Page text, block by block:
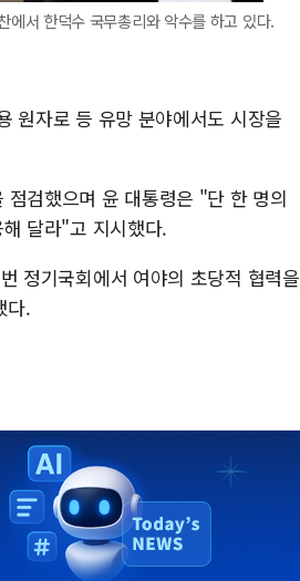
서 한덕수 국무총리와 악수를 하고 있다.
원자로 등 유망 분야에서도 시장을
검했으며 윤 대통령은 "단 한 명의
달라"고 지시했다.
정기국회에서 여야의 초당적 협력을
다.